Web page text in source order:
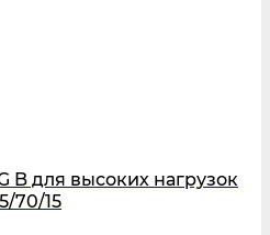
B для высоких нагрузок
70/15